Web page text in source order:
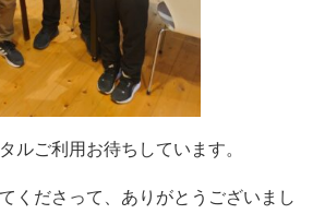
ルご利用お待ちしています。
くださって、ありがとうございまし